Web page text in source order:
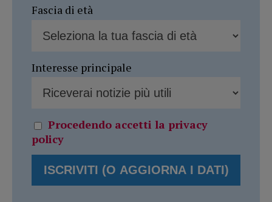
Fascia di età
Interesse principale
Procedendo accetti la privacy
policy